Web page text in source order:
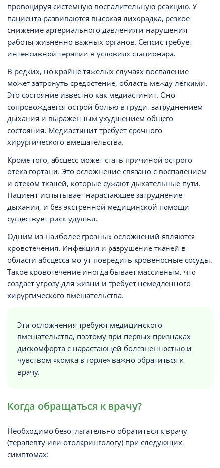
провоцируя системную воспалительную реакцию. У
пациента развиваются высокая лихорадка, резкое
снижение артериального давления и нарушения
работы жизненно важных органов. Сепсис требует
интенсивной терапии в условиях стационара.
В редких, но крайне тяжелых случаях воспаление
может затронуть средостение, область между легкими.
Это состояние известно как медиастинит. Оно
сопровождается острой болью в груди, затруднением
дыхания и выраженным ухудшением общего
состояния. Медиастинит требует срочного
хирургического вмешательства.
Кроме того, абсцесс может стать причиной острого
отека гортани. Это осложнение связано с воспалением
и отеком тканей, которые сужают дыхательные пути.
Пациент испытывает нарастающее затруднение
дыхания, и без экстренной медицинской помощи
существует риск удушья.
Одним из наиболее грозных осложнений являются
кровотечения. Инфекция и разрушение тканей в
области абсцесса могут повредить кровеносные сосуды.
Такое кровотечение иногда бывает массивным, что
создает угрозу для жизни и требует немедленного
хирургического вмешательства.
Эти осложнения требуют медицинского
вмешательства, поэтому при первых признаках
дискомфорта с нарастающей болезненностью и
чувством «комка в горле» важно обратиться к
врачу.
Когда обращаться к врачу?
Необходимо безотлагательно обратиться к врачу
(терапевту или отоларингологу) при следующих
симптомах: